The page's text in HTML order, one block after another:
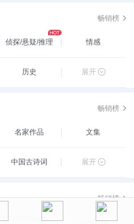
畅销榜
侦探/悬疑/推理 情感
历史 展开
畅销榜
名家作品 文集
中国古诗词 展开
畅销榜
玄幻/新武侠/魔幻/